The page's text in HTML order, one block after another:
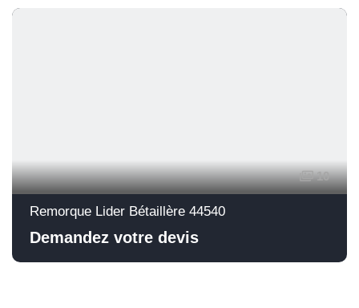
10
Remorque Lider Bétaillère 44540
Demandez votre devis